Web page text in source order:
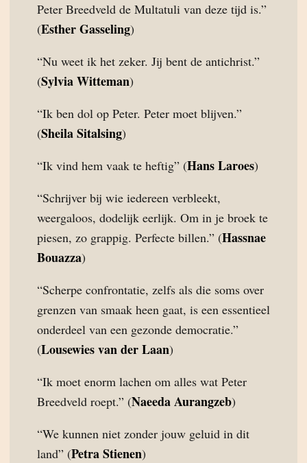
Peter Breedveld de Multatuli van deze tijd is.”
(Esther Gasseling)
“Nu weet ik het zeker. Jij bent de antichrist.”
(Sylvia Witteman)
“Ik ben dol op Peter. Peter moet blijven.”
(Sheila Sitalsing)
“Ik vind hem vaak te heftig” (Hans Laroes)
“Schrijver bij wie iedereen verbleekt,
weergaloos, dodelijk eerlijk. Om in je broek te
piesen, zo grappig. Perfecte billen.” (Hassnae
Bouazza)
“Scherpe confrontatie, zelfs als die soms over
grenzen van smaak heen gaat, is een essentieel
onderdeel van een gezonde democratie.”
(Lousewies van der Laan)
“Ik moet enorm lachen om alles wat Peter
Breedveld roept.” (Naeeda Aurangzeb)
“We kunnen niet zonder jouw geluid in dit
land” (Petra Stienen)